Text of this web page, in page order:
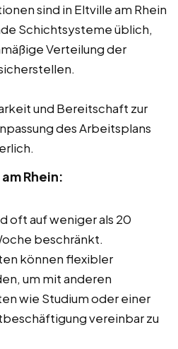
sind in Eltville am Rhein
Schichtsysteme üblich,
Verteilung der
und Bereitschaft zur
des Arbeitsplans
Rhein:
oft auf weniger als 20
beschränkt.
können flexibler
um mit anderen
wie Studium oder einer
vereinbar zu